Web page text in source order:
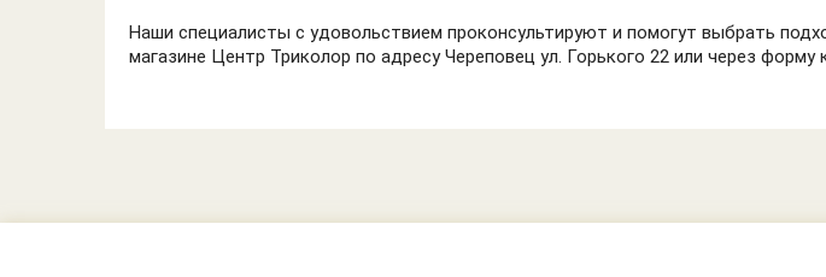
Наши специалисты с удовольствием проконсультируют и помогут выбрать
магазине Центр Триколор по адресу Череповец ул. Горького 22 или через форму